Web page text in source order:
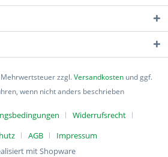
zzgl.Versandkosten und ggf.
wenn nicht anders beschrieben
Widerrufsrecht
AGB
Impressum
mit Shopware